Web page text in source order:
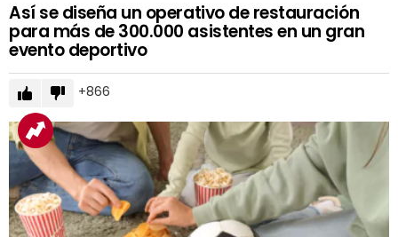
Así se diseña un operativo de restauración
para más de 300.000 asistentes en un gran
evento deportivo
866